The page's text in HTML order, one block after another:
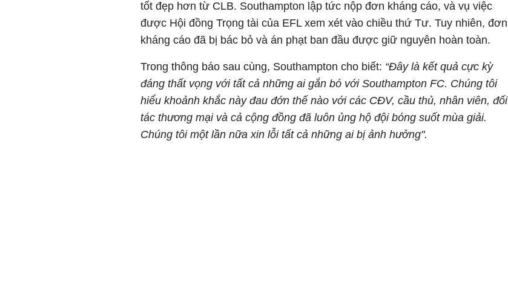
tốt đẹp hơn từ CLB. Southampton lập tức nộp đơn kháng cáo, và vụ việc
được Hội đồng Trọng tài của EFL xem xét vào chiều thứ Tư. Tuy nhiên, đơn
kháng cáo đã bị bác bỏ và án phạt ban đầu được giữ nguyên hoàn toàn.
Trong thông báo sau cùng, Southampton cho biết: “Đây là kết quả cực kỳ
đáng thất vọng với tất cả những ai gắn bó với Southampton FC. Chúng tôi
hiểu khoảnh khắc này đau đớn thế nào với các CĐV, cầu thủ, nhân viên, đối
tác thương mại và cả cộng đồng đã luôn ủng hộ đội bóng suốt mùa giải.
Chúng tôi một lần nữa xin lỗi tất cả những ai bị ảnh hưởng".